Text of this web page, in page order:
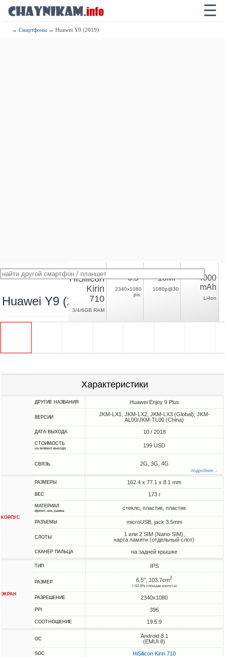
☰
→Смартфоны → Huawei Y9 (2019)
Huawei Y9 (2019)
HiSilicon
Kirin
710
3/4/6GB RAM
6.5"
2340x1080
pix.
13MP
1080p@30
4000
mAh
Li-Ion
Характеристики
ДРУГИЕ НАЗВАНИЯ Huawei Enjoy 9 Plus
ВЕРСИИ
JKM-LX1, JKM-LX2, JKM-LX3 (Global); JKM-
AL00/JKM-TL00 (China)
ДАТА ВЫХОДА 10 / 2018
СТОИМОСТЬ
на момент выхода 199 USD
СВЯЗЬ 2G, 3G, 4G
подробнее ↓
КОРПУС
РАЗМЕРЫ 162.4 x 77.1 x 8.1 mm
ВЕС 173 г
МАТЕРИАЛ
фронт, низ, рамка стекло, пластик, пластик
РАЗЪЕМЫ microUSB, jack 3.5mm
СЛОТЫ
1 или 2 SIM (Nano-SIM),
карта памяти (отдельный слот)
СКАНЕР ПАЛЬЦА на задней крышке
ЭКРАН
ТИП IPS
РАЗМЕР 6.5", 103.7cm2
(~82.8% площади корпуса)
РАЗРЕШЕНИЕ 2340x1080
PPI 396
СООТНОШЕНИЕ 19.5:9
ОС
Android 8.1
(EMUI 8)
SOC HiSilicon Kirin 710